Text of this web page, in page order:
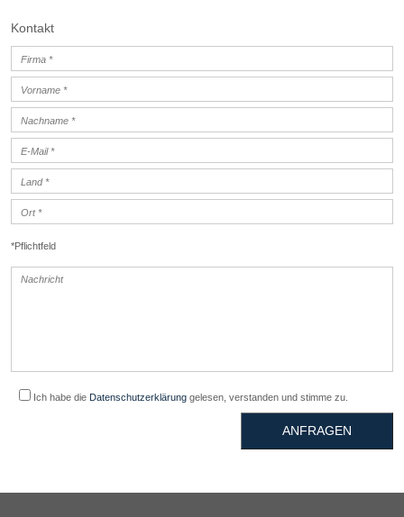
Kontakt
*Pflichtfeld
Ich habe die Datenschutzerklärunggelesen, verstanden und stimme zu.
ANFRAGEN